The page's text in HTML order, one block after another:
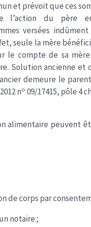
et prévoit que ces
du père
versées
seule la mère
le compte de sa
Solution ancienne et
demeure le
no 09/17415, pôle 4
alimentaire peuvent
de corps par
notaire ;